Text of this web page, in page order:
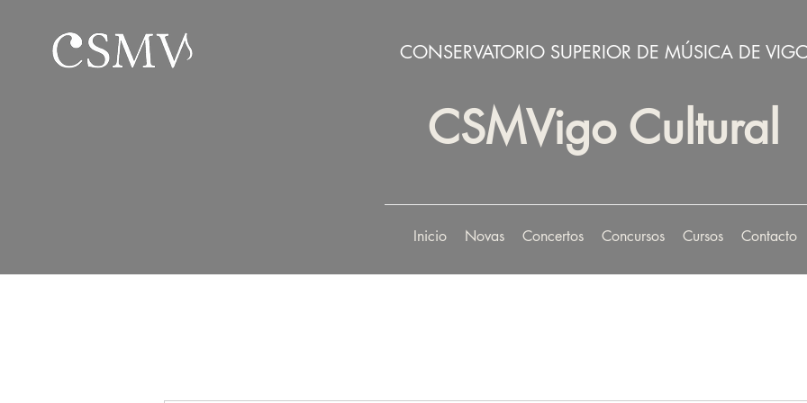
CONSERVATORIO SUPERIOR DE MÚSICA DE
CSMVigo Cultural
Inicio Novas Concertos Concursos Cursos Contacto